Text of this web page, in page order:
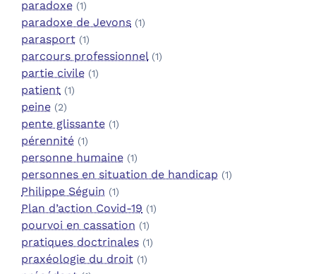
paradoxe (1)
paradoxe de Jevons (1)
parasport (1)
parcours professionnel (1)
partie civile (1)
patient (1)
peine (2)
pente glissante (1)
pérennité (1)
personne humaine (1)
personnes en situation de handicap (1)
Philippe Séguin (1)
Plan d’action Covid-19 (1)
pourvoi en cassation (1)
pratiques doctrinales (1)
praxéologie du droit (1)